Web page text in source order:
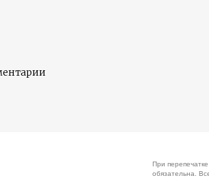
При
обязательна.